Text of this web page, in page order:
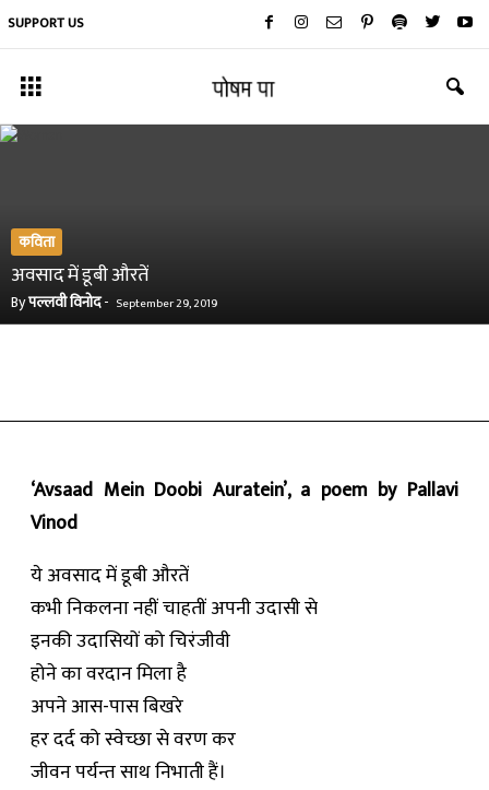
SUPPORT US
कविता
अवसाद में डूबी औरतें
Byपल्लवी विनोद- September 29, 2019
‘Avsaad Mein Doobi Auratein’, a poem by Pallavi
Vinod
ये अवसाद में डूबी औरतें
कभी निकलना नहीं चाहतीं अपनी उदासी से
इनकी उदासियों को चिरंजीवी
होने का वरदान मिला है
अपने आस-पास बिखरे
हर दर्द को स्वेच्छा से वरण कर
जीवन पर्यन्त साथ निभाती हैं।